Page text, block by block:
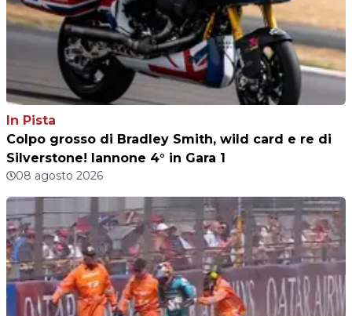
In Pista
Colpo grosso di Bradley Smith, wild card e re di
Silverstone! Iannone 4° in Gara 1
08 agosto 2026